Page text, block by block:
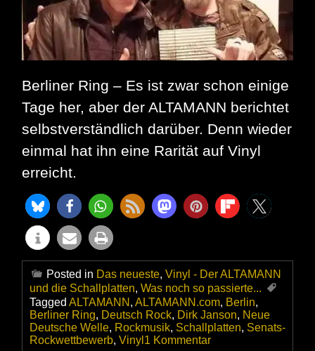
Berliner Ring – Es ist zwar schon einige
Tage her, aber der ALTAMANN berichtet
selbstverständlich darüber. Denn wieder
einmal hat ihn eine Rarität auf Vinyl
erreicht.
Posted in Das neueste, Vinyl - Der ALTAMANN
und die Schallplatten, Was noch so passierte...
Tagged ALTAMANN , ALTAMANN.com, Berlin,
Berliner Ring, Deutsch Rock, Dirk Janson, Neue
Deutsche Welle, Rockmusik, Schallplatten, Senats-
Rockwettbewerb, Vinyl 1 Kommentarzu